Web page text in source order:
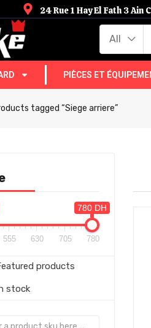
24 Rue 1 Hay El Fath 3 Ain
All
PIÈCES ET
tagged “Siege arriere”
780 DH
555 630 705 780
products
stock